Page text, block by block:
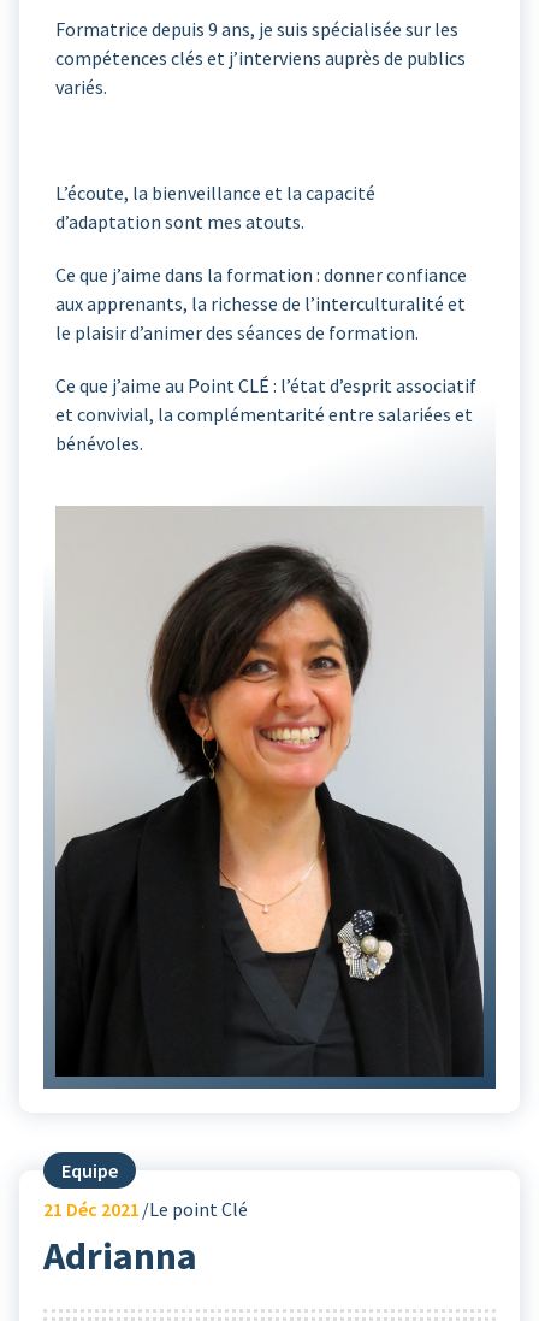
Formatrice depuis 9 ans, je suis spécialisée sur les
compétences clés et j’interviens auprès de publics
variés.
L’écoute, la bienveillance et la capacité
d’adaptation sont mes atouts.
Ce que j’aime dans la formation : donner confiance
aux apprenants, la richesse de l’interculturalité et
le plaisir d’animer des séances de formation.
Ce que j’aime au Point CLÉ : l’état d’esprit associatif
et convivial, la complémentarité entre salariées et
bénévoles.
Equipe
21 Déc 2021 Le point Clé
Adrianna